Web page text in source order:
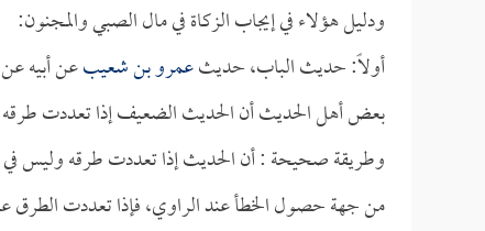
ودليل هؤلاء في إيجاب الزكاة في مال الصبي والمجنون:
أولاً: حديث الباب، حديثعمرو بن شعيبعن أبيه
بعض أهل الحديث أن الحديث الضعيف إذا تعددت
وطريقة صحيحة : أن الحديث إذا تعددت طرقه وليس
من جهة حصول الخطأ عند الراوي، فإذا تعددت الطرق